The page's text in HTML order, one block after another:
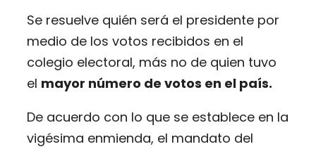
Se resuelve quién será el presidente por
medio de los votos recibidos en el
colegio electoral, más no de quien tuvo
el mayor número de votos en el país.
De acuerdo con lo que se establece en la
vigésima enmienda, el mandato del